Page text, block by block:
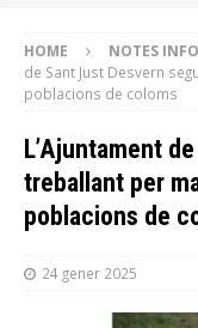
HOME NOTES
de Sant Just Desvern
poblacions de coloms
L’Ajuntament
treballant per
poblacions de
24 gener 2025